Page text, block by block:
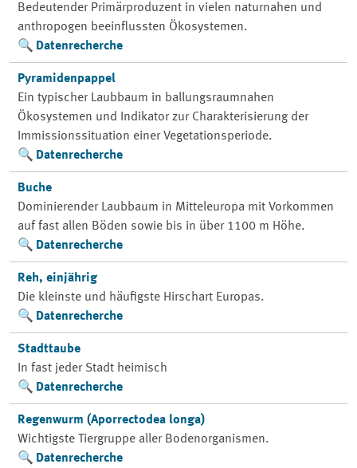
Bedeutender Primärproduzent in vielen naturnahen und
anthropogen beeinflussten Ökosystemen.
Datenrecherche
Pyramidenpappel
Ein typischer Laubbaum in ballungsraumnahen
Ökosystemen und Indikator zur Charakterisierung der
Immissionssituation einer Vegetationsperiode.
Datenrecherche
Buche
Dominierender Laubbaum in Mitteleuropa mit Vorkommen
auf fast allen Böden sowie bis in über 1100 m Höhe.
Datenrecherche
Reh, einjährig
Die kleinste und häufigste Hirschart Europas.
Datenrecherche
Stadttaube
In fast jeder Stadt heimisch
Datenrecherche
Regenwurm (Aporrectodea longa)
Wichtigste Tiergruppe aller Bodenorganismen.
Datenrecherche